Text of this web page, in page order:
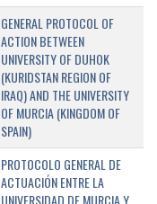
GENERAL PROTOCOL OF
ACTION BETWEEN
UNIVERSITY OF DUHOK
(KURIDSTAN REGION OF
IRAQ) AND THE UNIVERSITY
OF MURCIA (KINGDOM OF
SPAIN)
PROTOCOLO GENERAL DE
ACTUACIÓN ENTRE LA
UNIVERSIDAD DE MURCIA Y